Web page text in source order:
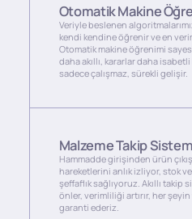
Otomatik Makine
Veriyle beslenen
kendi kendine öğrenir ve en
Otomatik makine öğrenimi
daha akıllı, kararlar daha
sadece çalışmaz, sürekli gelişir.
Malzeme Takip
Hammadde girişinden ürün
hareketlerini anlık izliyor, stok
şeffaflık sağlıyoruz. Akıllı takip
önler, verimliliği artırır, her
garanti ederiz.